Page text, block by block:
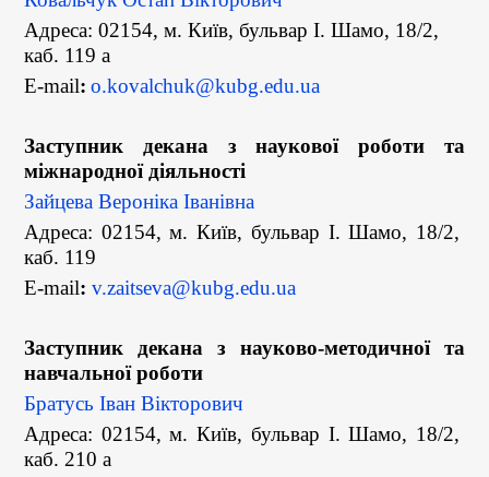
Адреса: 02154, м. Київ, бульвар І. Шамо, 18/2,
каб. 119 а
E-mail: o.kovalchuk@kubg.edu.ua
Заступник декана з наукової роботи та
міжнародної діяльності
Зайцева Вероніка Іванівна
Адреса: 02154, м. Київ, бульвар І. Шамо, 18/2,
каб. 119
E-mail: v.zaitseva@kubg.edu.ua
Заступник декана з науково-методичної та
навчальної роботи
Братусь Іван Вікторович
Адреса: 02154, м. Київ, бульвар І. Шамо, 18/2,
каб. 210 а